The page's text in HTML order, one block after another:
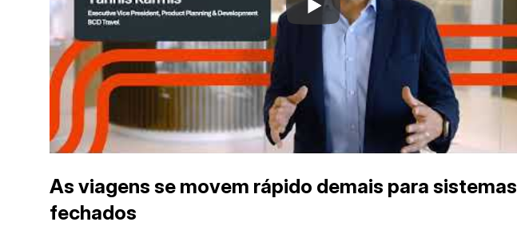
As viagens se movem rápido demais para sistemas
fechados